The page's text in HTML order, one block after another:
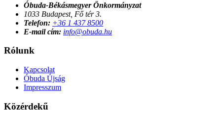
Óbuda-Békásmegyer Önkormányzat
1033 Budapest, Fő tér 3.
Telefon: +36 1 437 8500
E-mail cím: info@obuda.hu
Rólunk
Kapcsolat
Óbuda Újság
Impresszum
Közérdekű